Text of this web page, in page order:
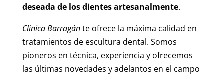
deseada de los dientes artesanalmente.
Clínica Barragánte ofrece la máxima calidad en
tratamientos de escultura dental. Somos
pioneros en técnica, experiencia y ofrecemos
las últimas novedades y adelantos en el campo